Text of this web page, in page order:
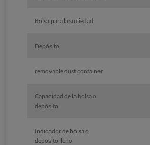
Bolsa para la suciedad
Depósito
removable dust container
Capacidad de la bolsa o
depósito
Indicador de bolsa o
depósito lleno